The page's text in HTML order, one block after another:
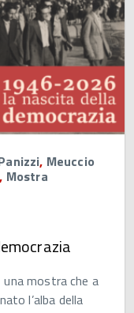
, Meuccio
, Mostra
una mostra che a
l’alba della